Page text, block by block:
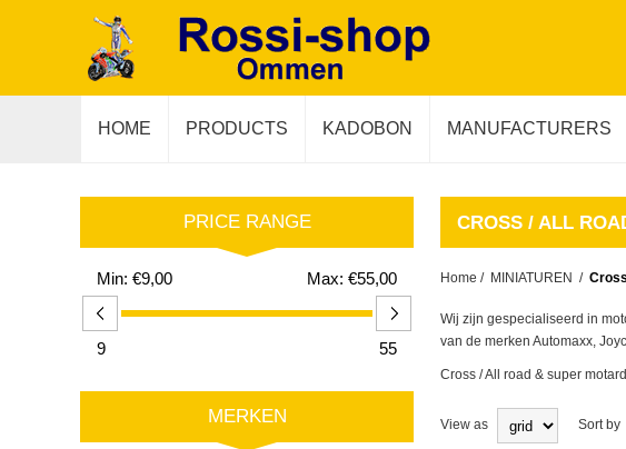
HOME PRODUCTS KADOBON MANUFACTURERS
CROSS / ALL
Home / MINIATUREN /
Wij zijn gespecialiseerd in
van de merken Automaxx,
Cross / All road & super
View as Sort by
PRICE RANGE
Min: €9,00 Max: €55,00
9 55
MERKEN